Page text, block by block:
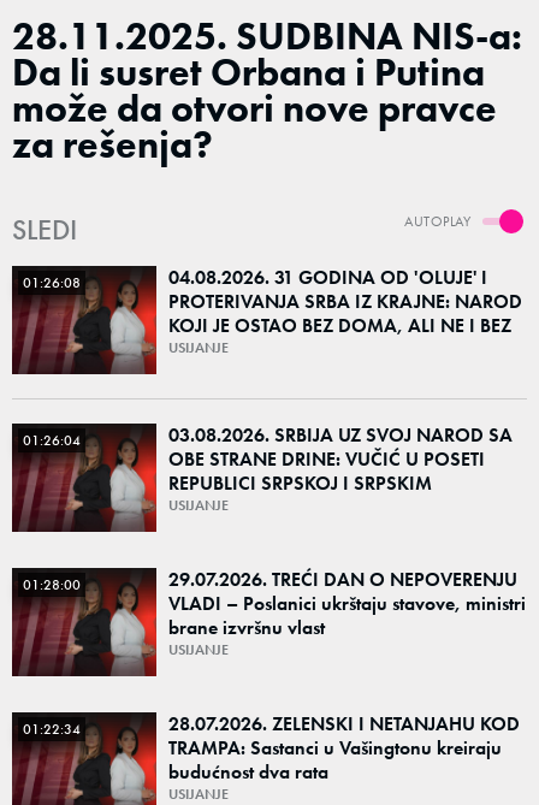
28.11.2025. SUDBINA NIS-a:
Da li susret Orbana i Putina
može da otvori nove pravce
za rešenja?
AUTOPLAY
SLEDI
01:26:08
04.08.2026. 31 GODINA OD 'OLUJE' I
PROTERIVANJA SRBA IZ KRAJNE: NAROD
KOJI JE OSTAO BEZ DOMA, ALI NE I BEZ
KORENA
USIJANJE
01:26:04
03.08.2026. SRBIJA UZ SVOJ NAROD SA
OBE STRANE DRINE: VUČIĆ U POSETI
REPUBLICI SRPSKOJ I SRPSKIM
POVRATNIČKIM SREDINAMA
USIJANJE
01:28:00
29.07.2026. TREĆI DAN O NEPOVERENJU
VLADI – Poslanici ukrštaju stavove, ministri
brane izvršnu vlast
USIJANJE
01:22:34
28.07.2026. ZELENSKI I NETANJAHU KOD
TRAMPA: Sastanci u Vašingtonu kreiraju
budućnost dva rata
USIJANJE